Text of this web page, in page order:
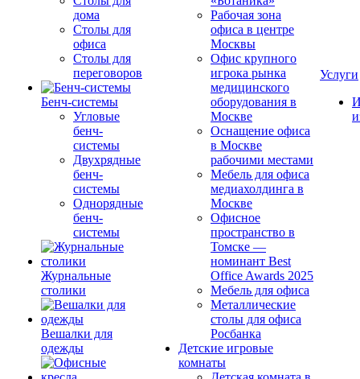
дома
Столы для
офиса
Столы для
переговоров
Бенч-системы
Угловые
бенч-
системы
Двухрядные
бенч-
системы
Однорядные
бенч-
системы
Журнальные
столики
Вешалки для
одежды
Рабочая зона
офиса в центре
Москвы
Офис крупного
игрока рынка
медицинского
оборудования в
Москве
Оснащение офиса
в Москве
рабочими местами
Мебель для офиса
медиахолдинга в
Москве
Офисное
пространство в
Томске —
номинант Best
Office Awards 2025
Мебель для офиса
Металлические
столы для офиса
Росбанка
Детские игровые
комнаты
Услуги